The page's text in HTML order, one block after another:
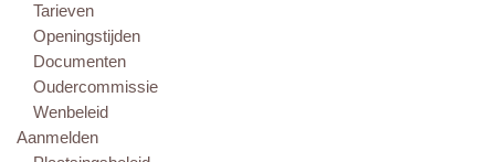
Tarieven
Openingstijden
Documenten
Oudercommissie
Wenbeleid
Aanmelden